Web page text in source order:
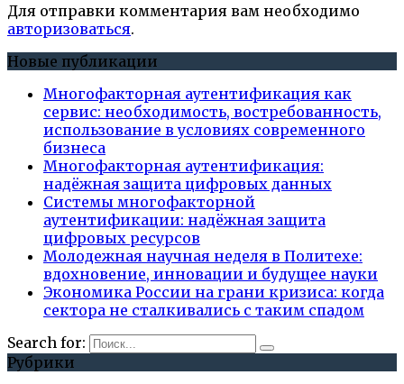
Для отправки комментария вам необходимо
авторизоваться.
Новые публикации
Многофакторная аутентификация как
сервис: необходимость, востребованность,
использование в условиях современного
бизнеса
Многофакторная аутентификация:
надёжная защита цифровых данных
Системы многофакторной
аутентификации: надёжная защита
цифровых ресурсов
Молодежная научная неделя в Политехе:
вдохновение, инновации и будущее науки
Экономика России на грани кризиса: когда
сектора не сталкивались с таким спадом
Search for:
Рубрики